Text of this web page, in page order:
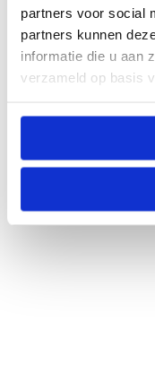
partners voor social
partners kunnen
informatie die u aan
verzameld op basis